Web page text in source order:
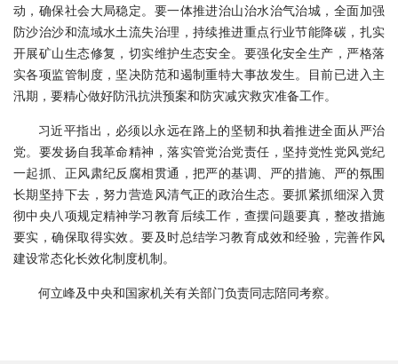
动，确保社会大局稳定。要一体推进治山治水治气治城，全面加强
防沙治沙和流域水土流失治理，持续推进重点行业节能降碳，扎实
开展矿山生态修复，切实维护生态安全。要强化安全生产，严格落
实各项监管制度，坚决防范和遏制重特大事故发生。目前已进入主
汛期，要精心做好防汛抗洪预案和防灾减灾救灾准备工作。
习近平指出，必须以永远在路上的坚韧和执着推进全面从严治
党。要发扬自我革命精神，落实管党治党责任，坚持党性党风党纪
一起抓、正风肃纪反腐相贯通，把严的基调、严的措施、严的氛围
长期坚持下去，努力营造风清气正的政治生态。要抓紧抓细深入贯
彻中央八项规定精神学习教育后续工作，查摆问题要真，整改措施
要实，确保取得实效。要及时总结学习教育成效和经验，完善作风
建设常态化长效化制度机制。
何立峰及中央和国家机关有关部门负责同志陪同考察。